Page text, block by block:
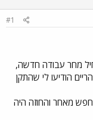
#1
מחר עבודה חדשה,
הודיעו לי שהתקן
מאחר והחוזה היה